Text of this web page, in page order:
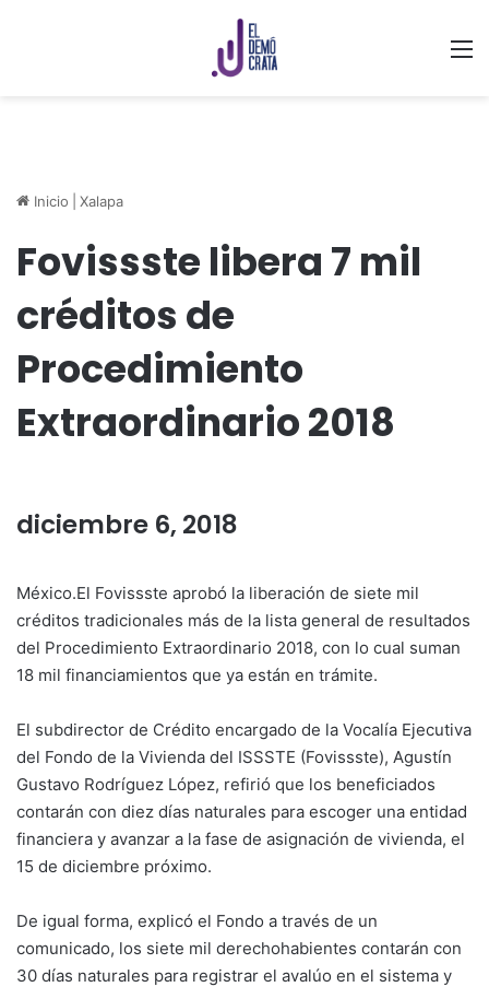
Inicio Xalapa
Fovissste libera 7 mil
créditos de
Procedimiento
Extraordinario 2018
diciembre 6, 2018
México.El Fovissste aprobó la liberación de siete mil
créditos tradicionales más de la lista general de resultados
del Procedimiento Extraordinario 2018, con lo cual suman
18 mil financiamientos que ya están en trámite.
El subdirector de Crédito encargado de la Vocalía Ejecutiva
del Fondo de la Vivienda del ISSSTE (Fovissste), Agustín
Gustavo Rodríguez López, refirió que los beneficiados
contarán con diez días naturales para escoger una entidad
financiera y avanzar a la fase de asignación de vivienda, el
15 de diciembre próximo.
De igual forma, explicó el Fondo a través de un
comunicado, los siete mil derechohabientes contarán con
30 días naturales para registrar el avalúo en el sistema y